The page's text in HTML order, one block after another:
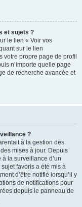
et sujets ?
le lien « Voir vos
sur le lien
votre propre page de profil
n’importe quelle page
de recherche avancée et
?
à la gestion des
mises à jour. Depuis
la surveillance d’un
favoris a été mis à
d’être notifié lorsqu’il y
de notifications pour
depuis le panneau de